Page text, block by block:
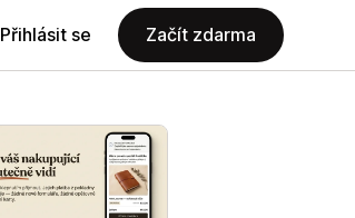
Přihlásit se Začít zdarma